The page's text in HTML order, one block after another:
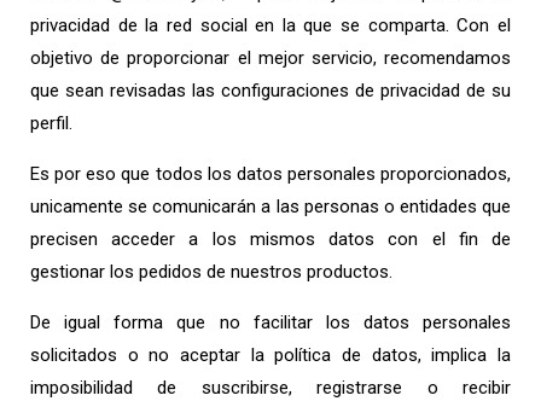
privacidad de la red social en la que se comparta. Con el
objetivo de proporcionar el mejor servicio, recomendamos
que sean revisadas las configuraciones de privacidad de su
perfil.
Es por eso que todos los datos personales proporcionados,
unicamente se comunicarán a las personas o entidades que
precisen acceder a los mismos datos con el fin de
gestionar los pedidos de nuestros productos.
De igual forma que no facilitar los datos personales
solicitados ono aceptar la política de datos, implica la
imposibilidad de suscribirse, registrarse o recibir